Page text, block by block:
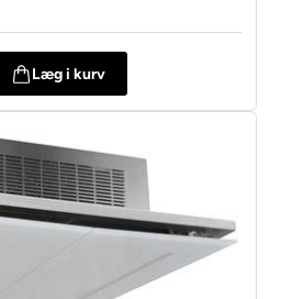
Læg i kurv